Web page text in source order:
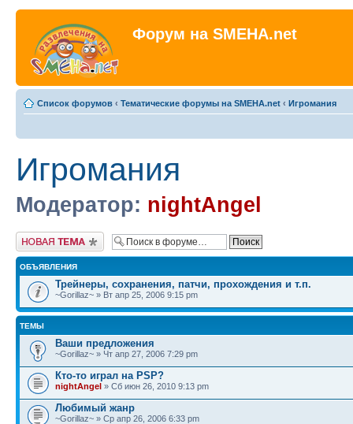
Форум на SMEHA.net
Список форумов ‹ Тематические форумы на SMEHA.net ‹ Игромания
Игромания
Модератор: nightAngel
Новая тема
ОБЪЯВЛЕНИЯ
Трейнеры, сохранения, патчи, прохождения и т.п.
~Gorillaz~ » Вт апр 25, 2006 9:15 pm
ТЕМЫ
Ваши предложения
~Gorillaz~ » Чт апр 27, 2006 7:29 pm
Кто-то играл на PSP?
nightAngel » Сб июн 26, 2010 9:13 pm
Любимый жанр
~Gorillaz~ » Ср апр 26, 2006 6:33 pm